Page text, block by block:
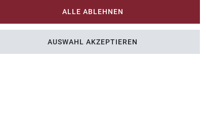
Im-Shop-kaufen.de
ALLE ABLEHNEN
AUSWAHL AKZEPTIEREN